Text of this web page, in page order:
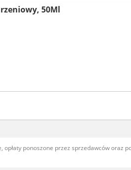
50Ml
ponoszone przez sprzedawców oraz